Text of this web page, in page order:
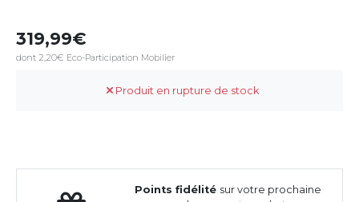
319,99
dont 2,20€ Eco-Participation Mobilier
Produit en rupture de stock
Points fidélité sur votre prochaine